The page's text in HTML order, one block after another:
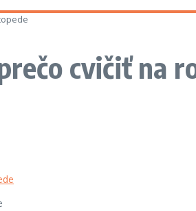
cvičiť na